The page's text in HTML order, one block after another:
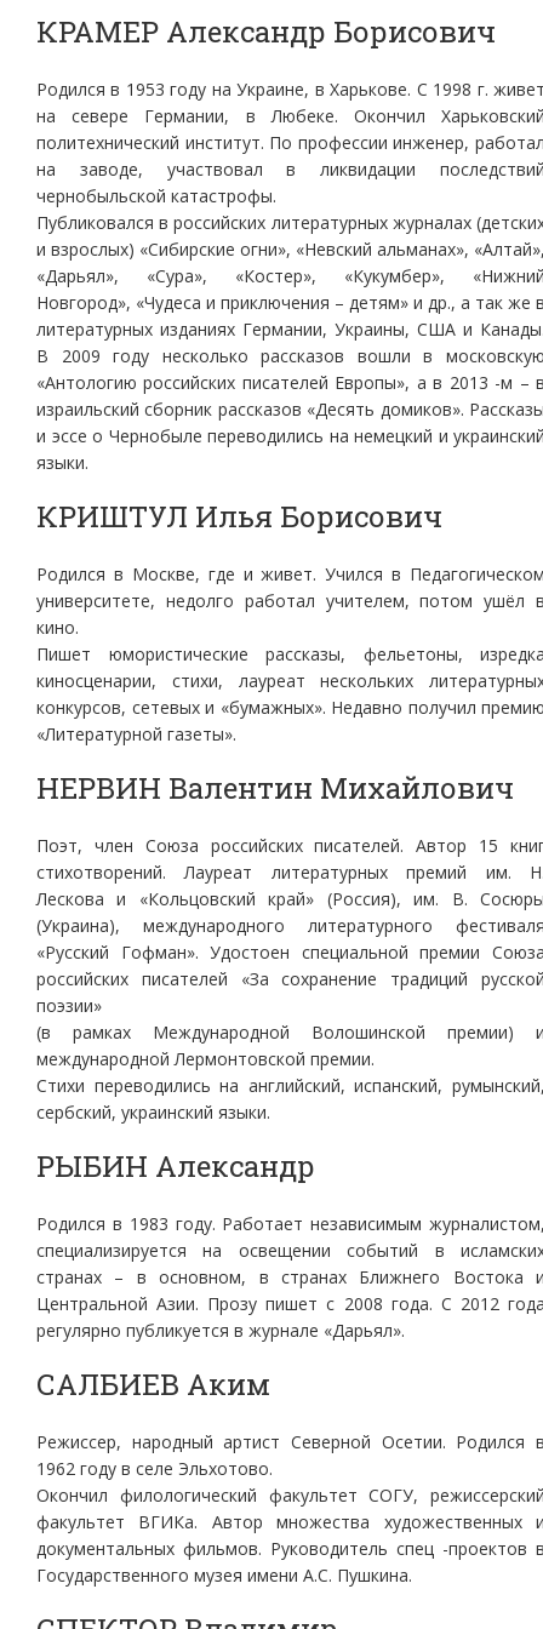
КРАМЕР Александр Борисович
Родился в 1953 году на Украине, в Харькове. С 1998 г.
на севере Германии, в Любеке. Окончил
политехнический институт. По профессии инженер,
на заводе, участвовал в ликвидации
чернобыльской катастрофы.
Публиковался в российских литературных журналах
и взрослых) «Сибирские огни», «Невский альманах»,
«Дарьял», «Сура», «Костер», «Кукумбер»,
Новгород», «Чудеса и приключения – детям» и др., а так же
литературных изданиях Германии, Украины, США и
В 2009 году несколько рассказов вошли в
«Антологию российских писателей Европы», а в 2013 -м –
израильский сборник рассказов «Десять домиков».
и эссе о Чернобыле переводились на немецкий и
языки.
КРИШТУЛ Илья Борисович
Родился в Москве, где и живет. Учился в
университете, недолго работал учителем, потом ушёл
кино.
Пишет юмористические рассказы, фельетоны,
киносценарии, стихи, лауреат нескольких
конкурсов, сетевых и «бумажных». Недавно получил
«Литературной газеты».
НЕРВИН Валентин Михайлович
Поэт, член Союза российских писателей. Автор 15
стихотворений. Лауреат литературных премий им.
Лескова и «Кольцовский край» (Россия), им. В.
(Украина), международного литературного
«Русский Гофман». Удостоен специальной премии
российских писателей «За сохранение традиций
поэзии»
(в рамках Международной Волошинской премии)
международной Лермонтовской премии.
Стихи переводились на английский, испанский,
сербский, украинский языки.
РЫБИН Александр
Родился в 1983 году. Работает независимым
специализируется на освещении событий в
странах – в основном, в странах Ближнего Востока
Центральной Азии. Прозу пишет с 2008 года. С 2012
регулярно публикуется в журнале «Дарьял».
САЛБИЕВ Аким
Режиссер, народный артист Северной Осетии. Родился
1962 году в селе Эльхотово.
Окончил филологический факультет СОГУ,
факультет ВГИКа. Автор множества художественных
документальных фильмов. Руководитель спец -проектов
Государственного музея имени А.С. Пушкина.